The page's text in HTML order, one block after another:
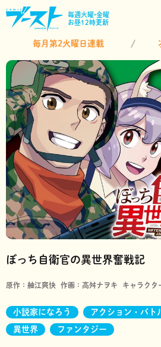
毎週火曜•金曜
お昼12時更新
毎月第2火曜日連載
ぼっち自衛官の異世界奮戦記
原作： 舳江爽快 作画： 高舛ナヲキ キャラクタ
小説家になろう アクション・バト
異世界 ファンタジー